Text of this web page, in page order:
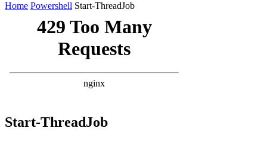
Home Powershell Start-ThreadJob
Start-ThreadJob